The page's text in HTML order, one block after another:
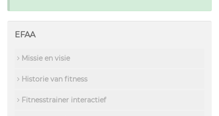
EFAA
Missie en visie
Historie van fitness
Fitnesstrainer interactief